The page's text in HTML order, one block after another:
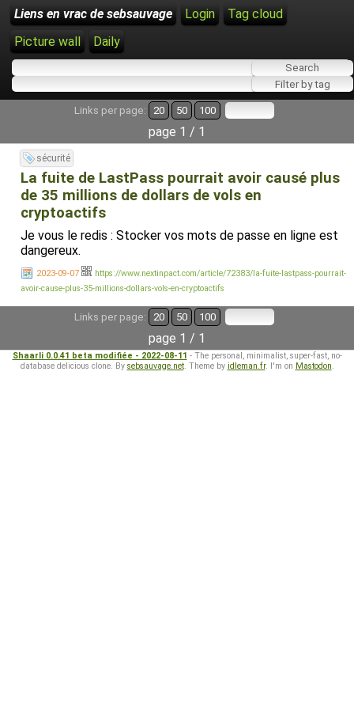
Liens en vrac de sebsauvage Login
Tag cloud
Picture wall
Daily
Links per page: 20 50 100
page 1 / 1
sécurité
La fuite de LastPass pourrait avoir causé plus
de 35 millions de dollars de vols en
cryptoactifs
Je vous le redis : Stocker vos mots de passe en ligne est
dangereux.
2023-09-07
https://www.nextinpact.com/article/72383/la-fuite-lastpass-pourrait-
avoir-cause-plus-35-millions-dollars-vols-en-cryptoactifs
Links per page: 20 50 100
page 1 / 1
Shaarli 0.0.41 beta modifiée - 2022-08-11 - The personal, minimalist, super-fast, no-
database delicious clone. By sebsauvage.net. Theme by idleman.fr. I'm on Mastodon.